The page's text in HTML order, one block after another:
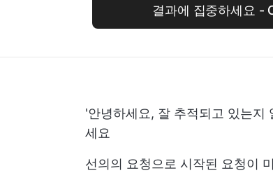
결과에 집중하세요 -
'안녕하세요, 잘 추적되고 있는지
세요
선의의 요청으로 시작된 요청이